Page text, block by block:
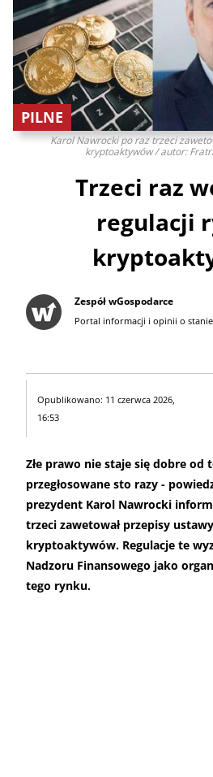
Karol Nawrocki po raz trzeci
kryptoaktywów / autor:
PILNE
Trzeci raz
regulacji
Zespół wGospodarce
Portal informacji i opinii o
Opublikowano: 11 czerwca 2026,
16:53
Złe prawo nie staje się dobre od
przegłosowane sto razy -
prezydent Karol Nawrocki
trzeci zawetował przepisy
kryptoaktywów. Regulacje te
Nadzoru Finansowego jako
tego rynku.